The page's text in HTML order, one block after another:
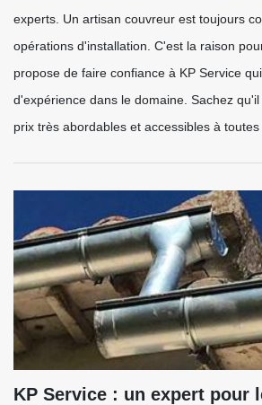
experts. Un artisan couvreur est toujours
opérations d'installation. C'est la raison
propose de faire confiance à KP Service
d'expérience dans le domaine. Sachez
prix très abordables et accessibles à toutes
KP Service : un expert pour